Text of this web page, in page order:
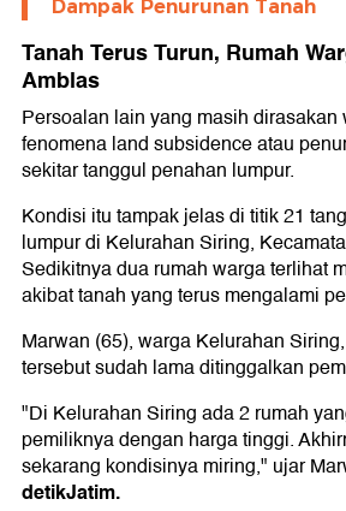
Dampak Penurunan Tanah
Tanah Terus Turun, Rumah
Amblas
Persoalan lain yang masih dirasakan
fenomena land subsidence atau
sekitar tanggul penahan lumpur.
Kondisi itu tampak jelas di titik 21
lumpur di Kelurahan Siring,
Sedikitnya dua rumah warga terlihat
akibat tanah yang terus mengalami
Marwan (65), warga Kelurahan
tersebut sudah lama ditinggalkan
"Di Kelurahan Siring ada 2 rumah
pemiliknya dengan harga tinggi.
sekarang kondisinya miring," ujar
detikJatim.